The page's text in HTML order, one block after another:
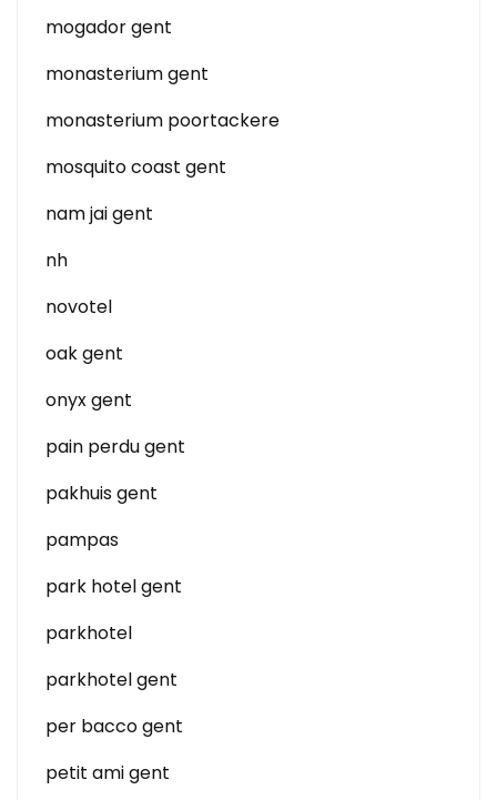
mogador gent
monasterium gent
monasterium poortackere
mosquito coast gent
nam jai gent
nh
novotel
oak gent
onyx gent
pain perdu gent
pakhuis gent
pampas
park hotel gent
parkhotel
parkhotel gent
per bacco gent
petit ami gent